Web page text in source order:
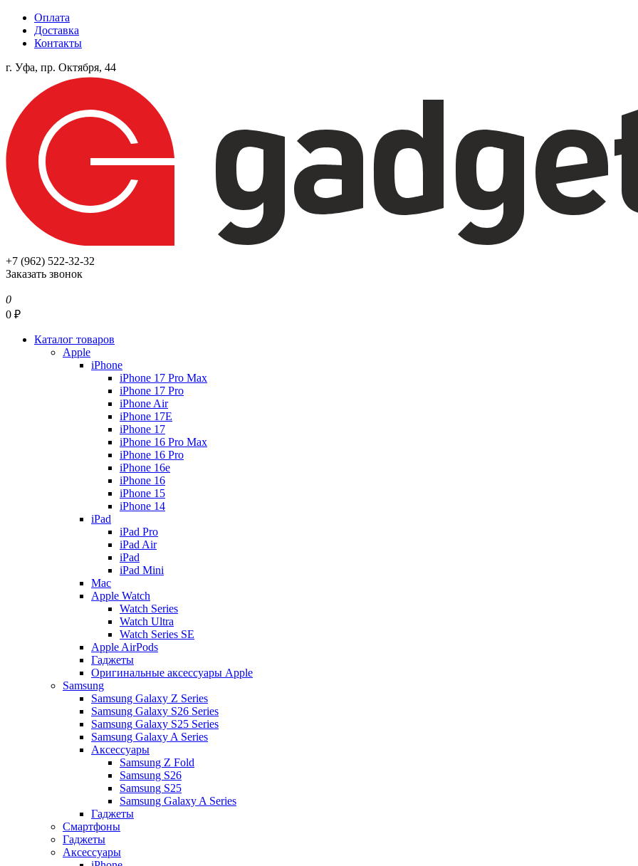
Оплата
Доставка
Контакты
г. Уфа, пр. Октября, 44
+7 (962) 522-32-32
Заказать звонок
0
0 ₽
Каталог товаров
Apple
iPhone
iPhone 17 Pro Max
iPhone 17 Pro
iPhone Air
iPhone 17E
iPhone 17
iPhone 16 Pro Max
iPhone 16 Pro
iPhone 16e
iPhone 16
iPhone 15
iPhone 14
iPad
iPad Pro
iPad Air
iPad
iPad Mini
Mac
Apple Watch
Watch Series
Watch Ultra
Watch Series SE
Apple AirPods
Гаджеты
Оригинальные аксессуары Apple
Samsung
Samsung Galaxy Z Series
Samsung Galaxy S26 Series
Samsung Galaxy S25 Series
Samsung Galaxy A Series
Аксессуары
Samsung Z Fold
Samsung S26
Samsung S25
Samsung Galaxy A Series
Гаджеты
Смартфоны
Гаджеты
Аксессуары